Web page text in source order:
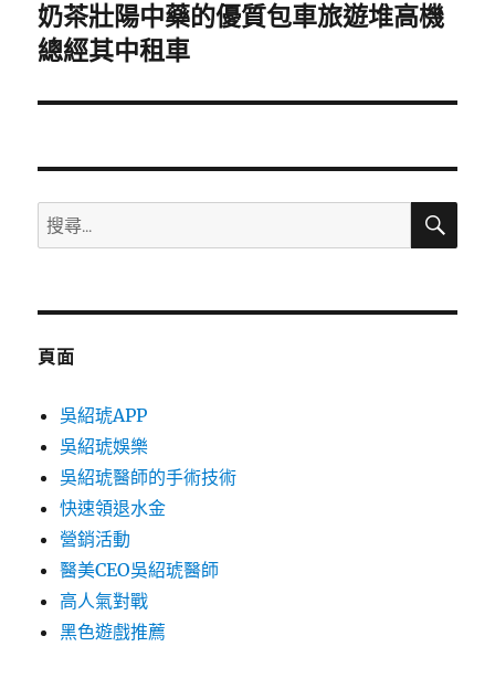
下
一
文
奶茶壯陽中藥的優質包車旅遊堆高機
總經其中租車
搜
尋
鍵
搜
頁面
吳紹琥APP
吳紹琥娛樂
吳紹琥醫師的手術技術
快速領退水金
營銷活動
醫美CEO吳紹琥醫師
高人氣對戰
黑色遊戲推薦